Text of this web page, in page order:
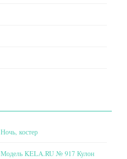
Ночь, костер
Модель KELA.RU № 917 Кулон